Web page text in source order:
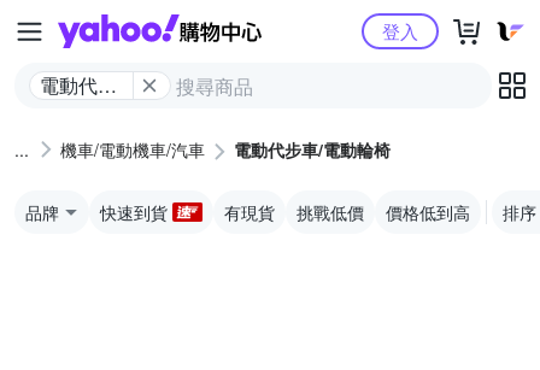
Yahoo購物中心
電動代步
椅
登入
機車/電動機車/汽車 電動代步車/電動輪椅
品牌 快速到貨 有現貨 挑戰低價 價格低到高 排序